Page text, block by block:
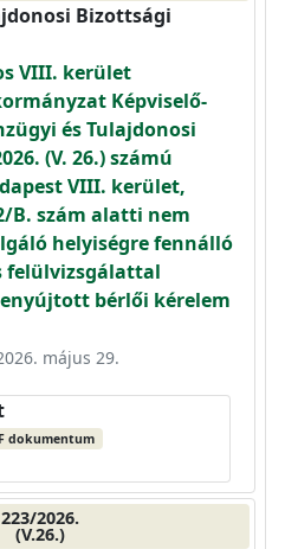
Bizottsági
VIII. kerület
Képviselő-
és Tulajdonosi
(V. 26.) számú
VIII. kerület,
B. szám alatti nem
helyiségre fennálló
felülvizsgálattal
bérlői kérelem
május 29.
dokumentum
223/2026.
(V.26.)